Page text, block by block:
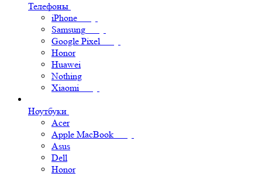
Телефоны
iPhone
Samsung
Google Pixel
Honor
Huawei
Nothing
Xiaomi
Ноутбуки
Acer
Apple MacBook
Asus
Dell
Honor